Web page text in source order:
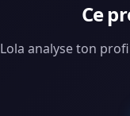
Ce
Lola analyse ton